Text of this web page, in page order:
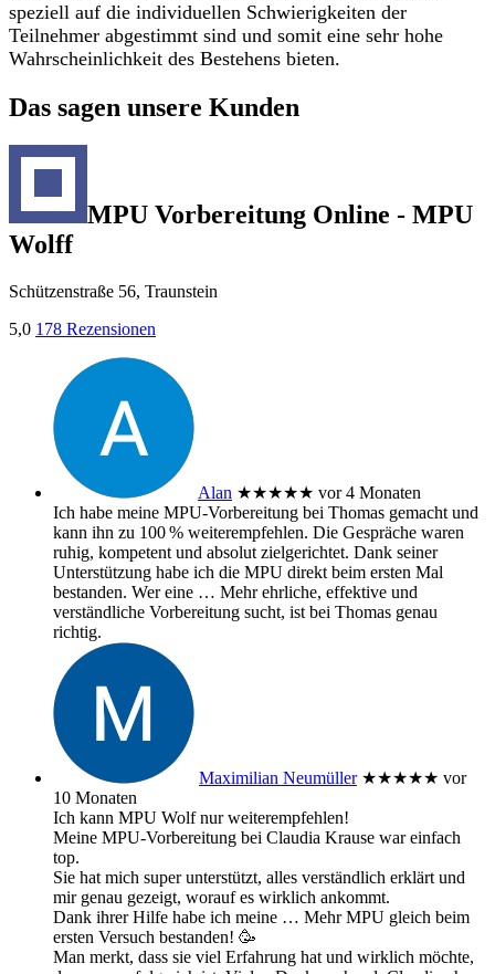
speziell auf die individuellen Schwierigkeiten der
Teilnehmer abgestimmt sind und somit eine sehr hohe
Wahrscheinlichkeit des Bestehens bieten.
Das sagen unsere Kunden
MPU Vorbereitung Online - MPU
Wolff
Schützenstraße 56, Traunstein
5,0 178 Rezensionen
Alan ★★★★★ vor 4 Monaten
Ich habe meine MPU‑Vorbereitung bei Thomas gemacht und
kann ihn zu 100 % weiterempfehlen. Die Gespräche waren
ruhig, kompetent und absolut zielgerichtet. Dank seiner
Unterstützung habe ich die MPU direkt beim ersten Mal
bestanden. Wer eine … Mehrehrliche, effektive und
verständliche Vorbereitung sucht, ist bei Thomas genau
richtig.
Maximilian Neumüller ★★★★★ vor
10 Monaten
Ich kann MPU Wolf nur weiterempfehlen!
Meine MPU-Vorbereitung bei Claudia Krause war einfach
top.
Sie hat mich super unterstützt, alles verständlich erklärt und
mir genau gezeigt, worauf es wirklich ankommt.
Dank ihrer Hilfe habe ich meine … MehrMPU gleich beim
ersten Versuch bestanden! 🥳
Man merkt, dass sie viel Erfahrung hat und wirklich möchte,